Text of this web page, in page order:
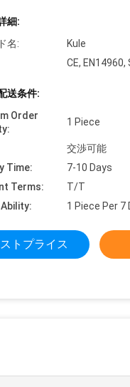
細:
名:
Kule
CE, EN14960,
送条件:
Order
1 Piece
交渉可能
Time:
7-10 Days
Terms:
T/T
1 Piece Per 7
トプライス